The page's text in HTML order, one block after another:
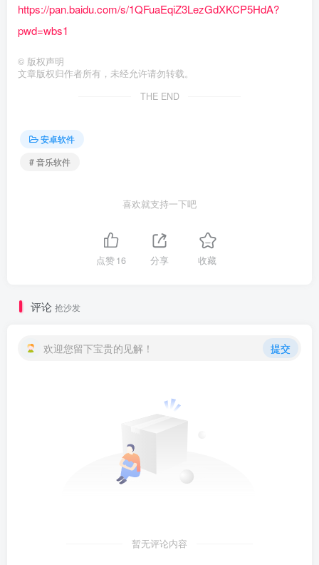
https://pan.baidu.com/s/1QFuaEqiZ3LezGdXKCP5HdA?
pwd=wbs1
© 版权声明
文章版权归作者所有，未经允许请勿转载。
THE END
安卓软件
# 音乐软件
喜欢就支持一下吧
点赞16 分享 收藏
评论 抢沙发
欢迎您留下宝贵的见解！ 提交
暂无评论内容